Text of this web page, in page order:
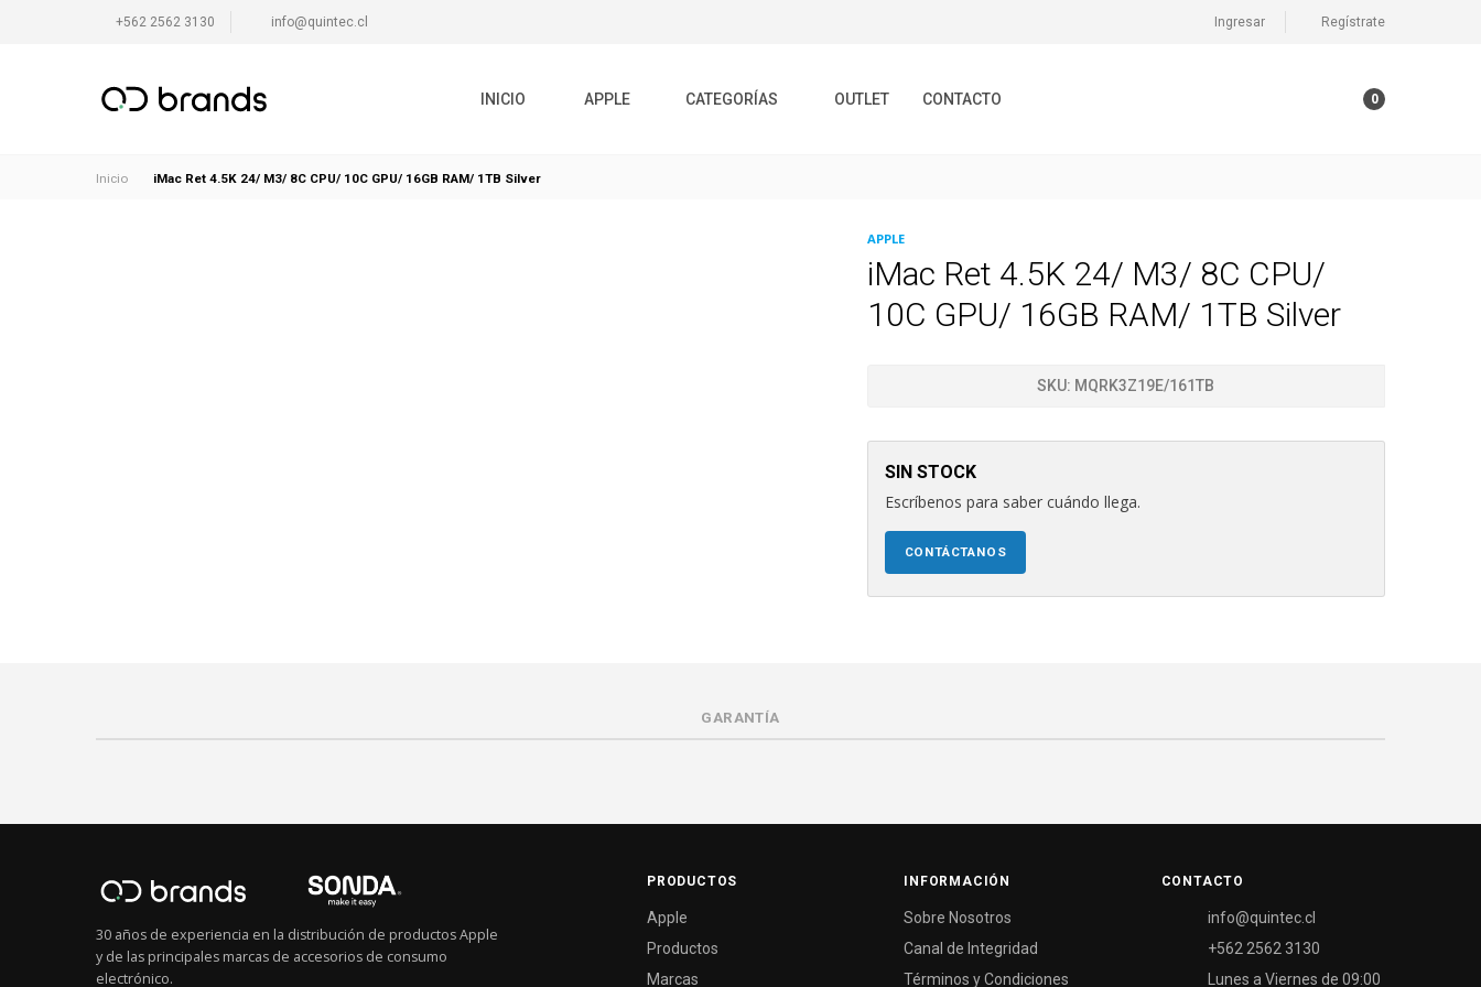
+562 2562 3130 info@quintec.cl Ingresar Regístrate
INICIO APPLE CATEGORÍAS OUTLET CONTACTO 0
Inicio iMac Ret 4.5K 24/ M3/ 8C CPU/ 10C GPU/ 16GB RAM/ 1TB Silver
APPLE
iMac Ret 4.5K 24/ M3/ 8C CPU/
10C GPU/ 16GB RAM/ 1TB Silver
SKU: MQRK3Z19E/161TB
SIN STOCK
Escríbenos para saber cuándo llega.
CONTÁCTANOS
GARANTÍA
30 años de experiencia en la distribución de productos Apple
y de las principales marcas de accesorios de consumo
electrónico.
PRODUCTOS
Apple
Productos
Marcas
INFORMACIÓN
Sobre Nosotros
Canal de Integridad
Términos y Condiciones
CONTACTO
info@quintec.cl
+562 2562 3130
Lunes a Viernes de 09:00